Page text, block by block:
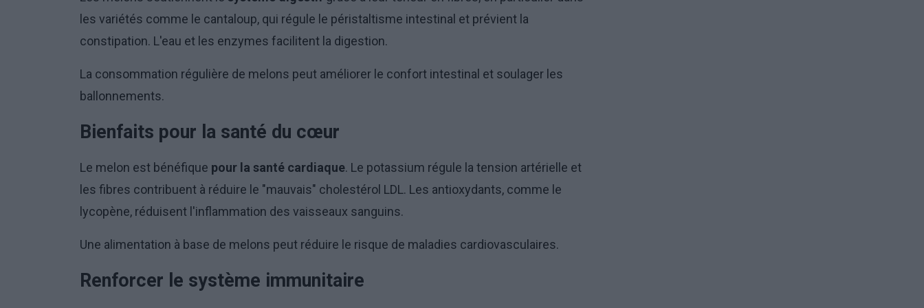
les variétés comme le cantaloup, qui régule le péristaltisme intestinal et prévient la
constipation. L'eau et les enzymes facilitent la digestion.
La consommation régulière de melons peut améliorer le confort intestinal et soulager les
ballonnements.
Bienfaits pour la santé du cœur
Le melon est bénéfique pour la santé cardiaque. Le potassium régule la tension artérielle et
les fibres contribuent à réduire le "mauvais" cholestérol LDL. Les antioxydants, comme le
lycopène, réduisent l'inflammation des vaisseaux sanguins.
Une alimentation à base de melons peut réduire le risque de maladies cardiovasculaires.
Renforcer le système immunitaire